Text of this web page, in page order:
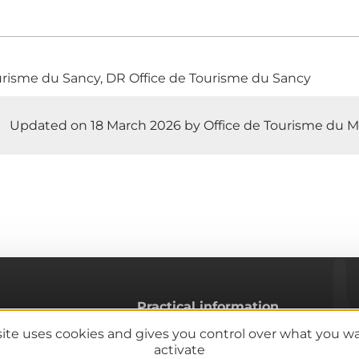
uses cookies and gives you control over what you
activate
du Sancy, DR Office de Tourisme du Sancy
Updated on 18 March 2026 by Office de Tourisme du
Practical information
Tourist offices
How do I get there?